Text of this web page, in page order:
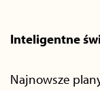
Inteligentne
Najnowsze